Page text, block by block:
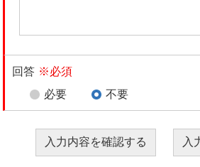
回答 ※必須
必要
不要